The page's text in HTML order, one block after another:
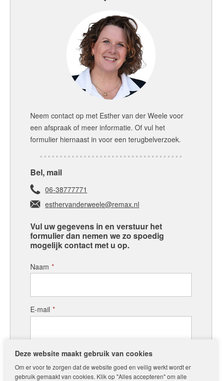
Neem contact op met Esther van der Weele voor
een afspraak of meer informatie. Of vul het
formulier hiernaast in voor een terugbelverzoek.
Bel, mail
06-38777771
esthervanderweele@remax.nl
Vul uw gegevens in en verstuur het
formulier dan nemen we zo spoedig
mogelijk contact met u op.
Naam *
E-mail *
Telefoon *
Deze website maakt gebruik van cookies
Om er voor te zorgen dat de website goed en veilig werkt wordt er
gebruik gemaakt van cookies. Klik op "Alles accepteren" om alle